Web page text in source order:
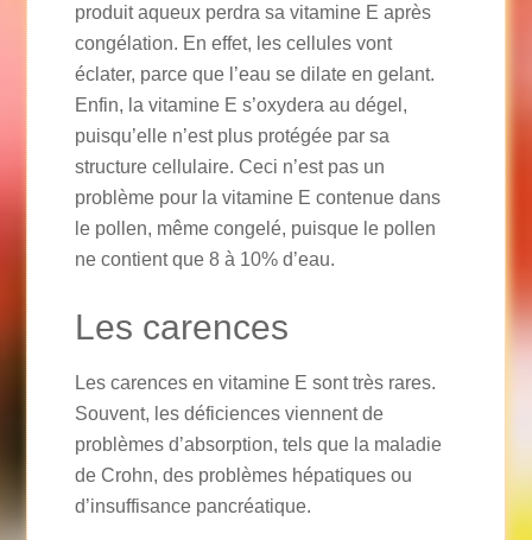
produit aqueux perdra sa vitamine E après
congélation. En effet, les cellules vont
éclater, parce que l’eau se dilate en gelant.
Enfin, la vitamine E s’oxydera au dégel,
puisqu’elle n’est plus protégée par sa
structure cellulaire. Ceci n’est pas un
problème pour la vitamine E contenue dans
le pollen, même congelé, puisque le pollen
ne contient que 8 à 10% d’eau.
Les carences
Les carences en vitamine E sont très rares.
Souvent, les déficiences viennent de
problèmes d’absorption, tels que la maladie
de Crohn, des problèmes hépatiques ou
d’insuffisance pancréatique.